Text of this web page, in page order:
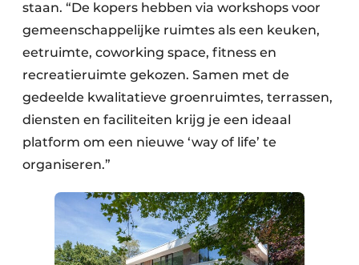
staan. “De kopers hebben via workshops voor
gemeenschappelijke ruimtes als een keuken,
eetruimte, coworking space, fitness en
recreatieruimte gekozen. Samen met de
gedeelde kwalitatieve groenruimtes, terrassen,
diensten en faciliteiten krijg je een ideaal
platform om een nieuwe ‘way of life’ te
organiseren.”